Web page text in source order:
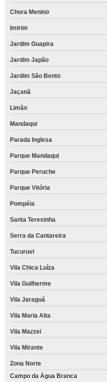
Chora Menino
Imirim
Jardim Guapira
Jardim Japão
Jardim São Bento
Jaçanã
Limão
Mandaqui
Parada Inglesa
Parque Mandaqui
Parque Peruche
Parque Vitória
Pompéia
Santa Teresinha
Serra da Cantareira
Tucuruvi
Vila Chica Luíza
Vila Guilherme
Vila Jaraguá
Vila Maria Alta
Vila Mazzei
Vila Mirante
Zona Norte
Campo da Água Branca